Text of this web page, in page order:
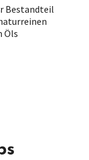
Bestandteil
Öls